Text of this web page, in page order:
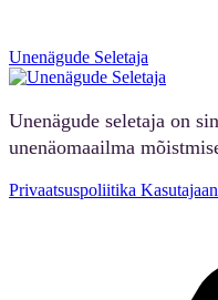
Unenägude Seletaja
Unenägude seletaja on
unenäomaailma
Privaatsuspoliitika